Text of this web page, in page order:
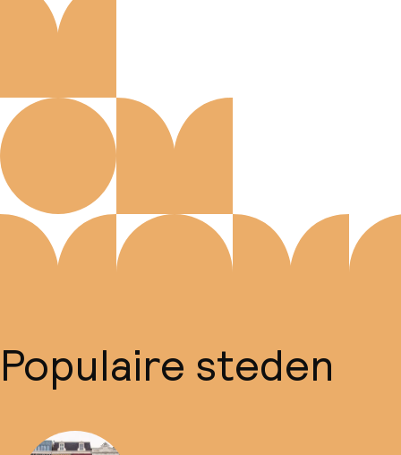
Populaire steden